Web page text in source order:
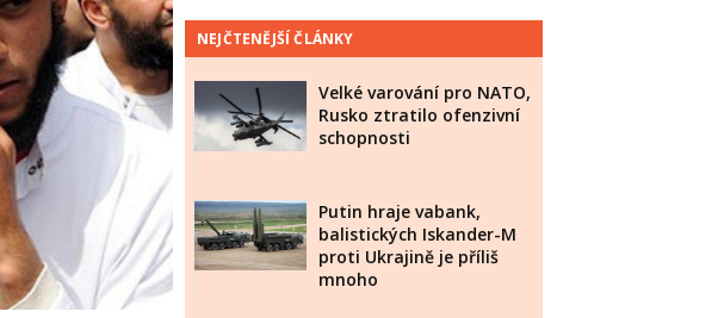
NEJČTENĚJŠÍ ČLÁNKY
Velké varování pro NATO,
Rusko ztratilo ofenzivní
schopnosti
Putin hraje vabank,
balistických Iskander-M
proti Ukrajině je příliš
mnoho